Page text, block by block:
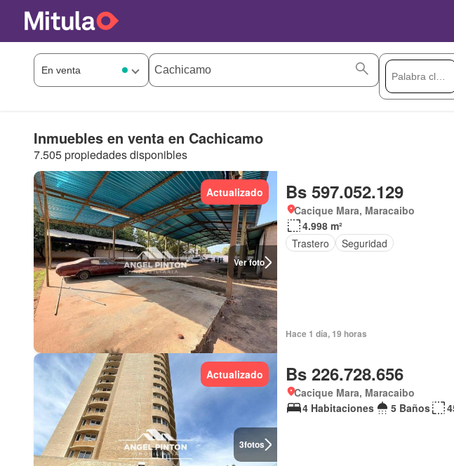
Inmuebles en venta en Cachicamo
7.505 propiedades disponibles
Ver foto
Actualizado Bs 597.052.129
Cacique Mara, Maracaibo
4.998 m²
Trastero
Seguridad
Hace 1 día, 19 horas
3fotos
Actualizado Bs 226.728.656
Cacique Mara, Maracaibo
4 Habitaciones
5 Baños